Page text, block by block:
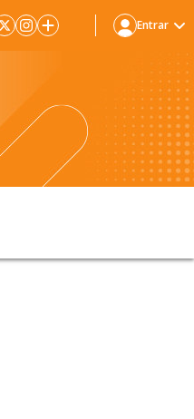
Entrar